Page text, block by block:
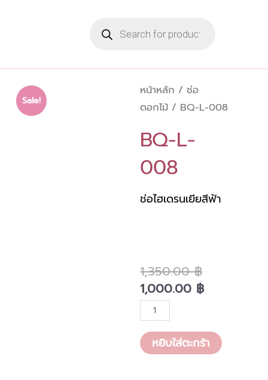
search
Sale!
หน้าหลัก / ช่อ
ดอกไม้ / BQ-L-008
BQ-L-
008
ช่อไฮเดรนเยียสีฟ้า
1,350.00฿Original
price
1,000.00 ฿price
จำนวน
BQ-
L-
008
หยิบใส่ตะกร้า